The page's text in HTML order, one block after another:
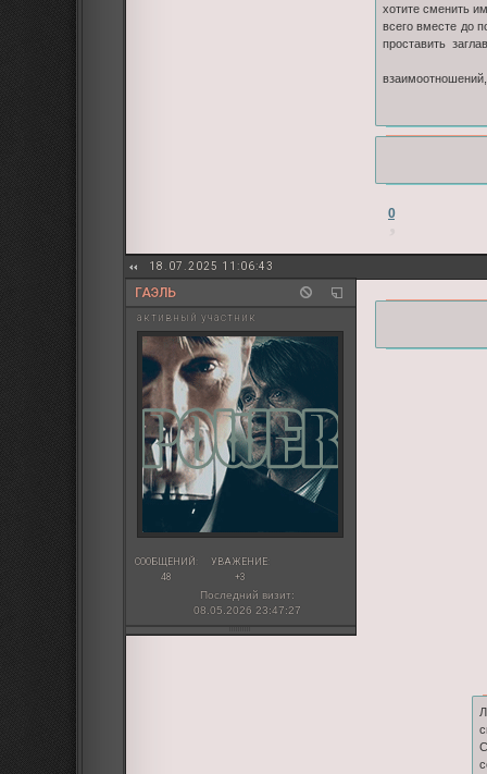
хотите сменить
всего вместе до
проставить
0
18.07.2025 11:06:43
ГАЭЛЬ
активный участник
СООБЩЕНИЙ:
48
УВАЖЕНИЕ:
+3
Последний визит:
08.05.2026 23:47:27